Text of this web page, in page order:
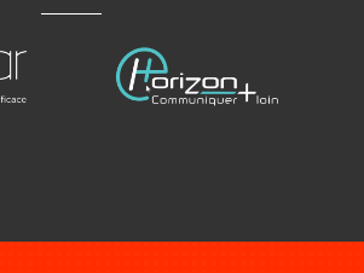
Menuiserie extérieure à Loriol-sur-Drôme